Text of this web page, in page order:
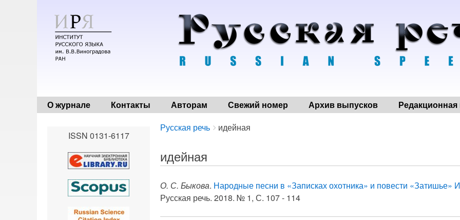
О журнале Контакты Авторам Свежий номер Архив выпусков Редакционная
Breadcrumbs
You
here:
Русская речь идейная
идейная
О. С. Быкова. Народные песни в «Записках охотника» и повести «Затишье»
Русская речь. 2018. № 1, С. 107 - 114
ISSN 0131-6117